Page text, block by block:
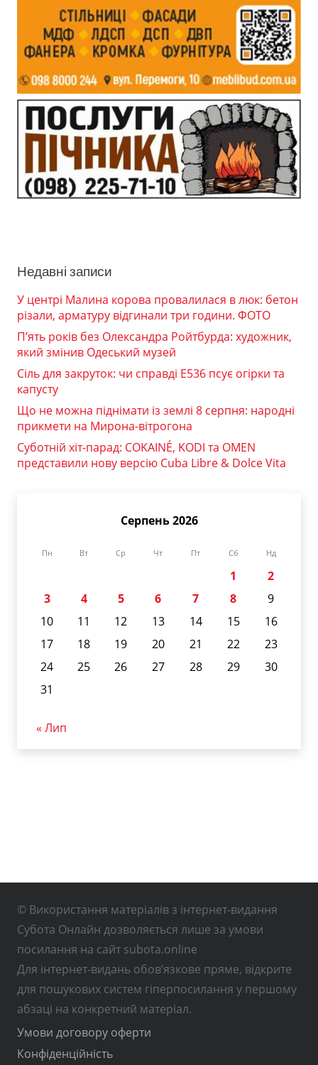
Недавні записи
У центрі Малина корова провалилася в люк: бетон
різали, арматуру відгинали три години. ФОТО
П’ять років без Олександра Ройтбурда: художник,
який змінив Одеський музей
Сіль для закруток: чи справді Е536 псує огірки та
капусту
Що не можна піднімати із землі 8 серпня: народні
прикмети на Мирона-вітрогона
Суботній хіт-парад: COKAINÉ, KODI та OMEN
представили нову версію Cuba Libre & Dolce Vita
Серпень 2026
Пн Вт Ср Чт Пт Сб Нд
1
2
3
4 5 6 7 8
9
10
11 12 13 14 15
16
17
18 19 20 21 22
23
24
25 26 27 28 29
30
31
« Лип
© Використання матеріалів з інтернет-видання
Субота Онлайн дозволяється лише за умови
посилання на сайт subota.online
Для інтернет-видань обов’язкове пряме, відкрите
для пошукових систем гіперпосилання у першому
абзаці на конкретний матеріал.
Умови договору оферти
Конфіденційність